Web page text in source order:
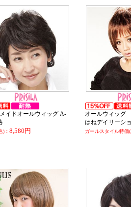
イドオールウィッグ A-
)： 8,580円
オールウィッグ
はねデイリーショ
ガールスタイル特価(